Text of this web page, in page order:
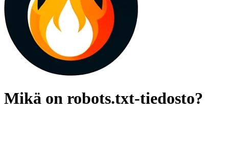
Mikä on robots.txt-tiedosto?